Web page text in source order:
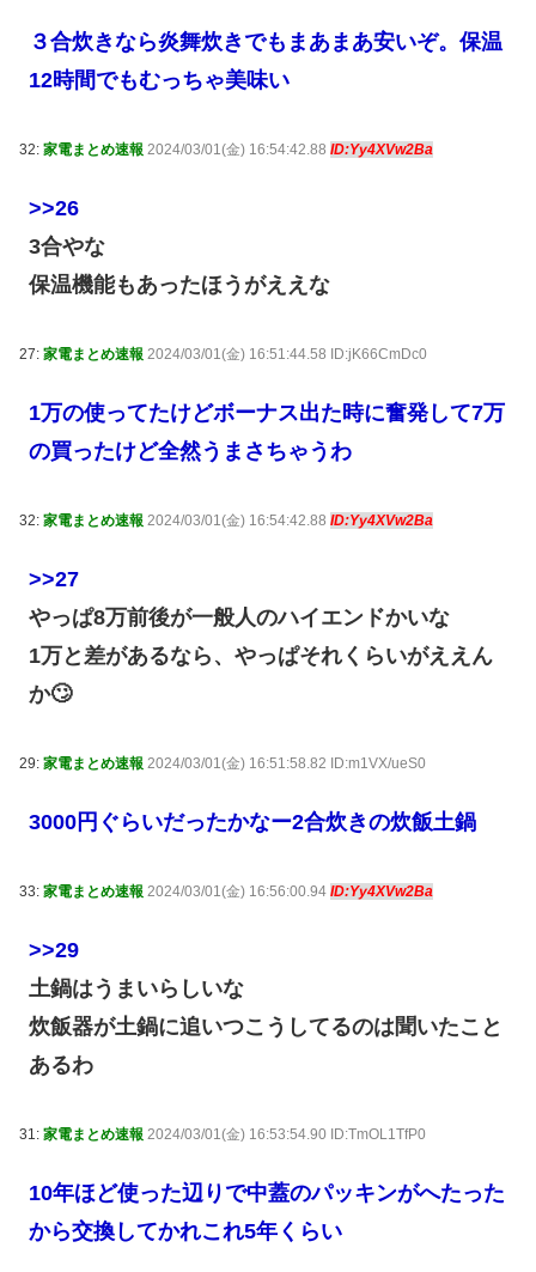
３合炊きなら炎舞炊きでもまあまあ安いぞ。保温
12時間でもむっちゃ美味い
32: 家電まとめ速報 2024/03/01(金) 16:54:42.88 ID:Yy4XVw2Ba
>>26
3合やな
保温機能もあったほうがええな
27: 家電まとめ速報 2024/03/01(金) 16:51:44.58 ID:jK66CmDc0
1万の使ってたけどボーナス出た時に奮発して7万
の買ったけど全然うまさちゃうわ
32: 家電まとめ速報 2024/03/01(金) 16:54:42.88 ID:Yy4XVw2Ba
>>27
やっぱ8万前後が一般人のハイエンドかいな
1万と差があるなら、やっぱそれくらいがええん
か🙄
29: 家電まとめ速報 2024/03/01(金) 16:51:58.82 ID:m1VX/ueS0
3000円ぐらいだったかなー2合炊きの炊飯土鍋
33: 家電まとめ速報 2024/03/01(金) 16:56:00.94 ID:Yy4XVw2Ba
>>29
土鍋はうまいらしいな
炊飯器が土鍋に追いつこうしてるのは聞いたこと
あるわ
31: 家電まとめ速報 2024/03/01(金) 16:53:54.90 ID:TmOL1TfP0
10年ほど使った辺りで中蓋のパッキンがへたった
から交換してかれこれ5年くらい